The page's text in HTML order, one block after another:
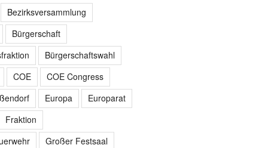
Bezirksversammlung
Bürgerschaft
Bürgerschaftswahl
COE
COE Congress
Europa
Europarat
Fraktion
Großer Festsaal